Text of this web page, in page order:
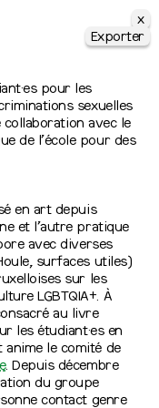
x
Exporter
x
Exporter
pour les
sexuelles
avec le
de l’école pour des
en art depuis
et l’autre pratique
avec diverses
surfaces utiles)
sur les
LGBTQIA+. À
au livre
les étudiant·es en
le comité de
. Depuis décembre
du groupe
contact genre